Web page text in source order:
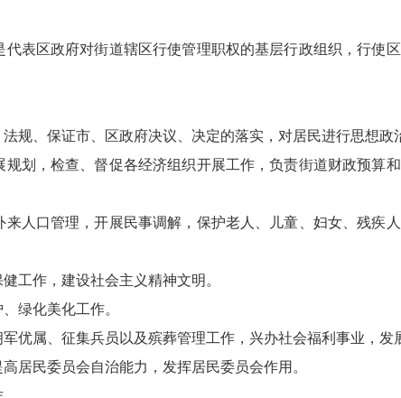
表区政府对街道辖区行使管理职权的基层行政组织，行使
规、保证市、区政府决议、决定的落实，对居民进行思想政
划，检查、督促各经济组织开展工作，负责街道财政预算
人口管理，开展民事调解，保护老人、儿童、妇女、残疾
工作，建设社会主义精神文明。
绿化美化工作。
优属、征集兵员以及殡葬管理工作，兴办社会福利事业，发
居民委员会自治能力，发挥居民委员会作用。